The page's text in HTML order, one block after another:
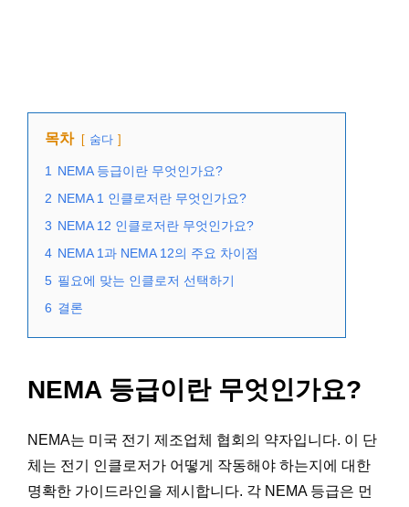
목차 숨다
1
NEMA 등급이란 무엇인가요?
2 NEMA 1 인클로저란 무엇인가요?
3 NEMA 12 인클로저란 무엇인가요?
4 NEMA 1과 NEMA 12의 주요 차이점
5 필요에 맞는 인클로저 선택하기
6 결론
NEMA 등급이란 무엇인가요?
NEMA는 미국 전기 제조업체 협회의 약자입니다. 이 단
체는 전기 인클로저가 어떻게 작동해야 하는지에 대한
명확한 가이드라인을 제시합니다. 각 NEMA 등급은 먼